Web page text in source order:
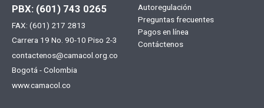
PBX: (601) 743 0265
FAX: (601) 217 2813
Carrera 19 No. 90-10 Piso 2-3
contactenos@camacol.org.co
Bogotá - Colombia
www.camacol.co
Menú
footer
Autoregulación
Preguntas frecuentes
Pagos en línea
Contáctenos